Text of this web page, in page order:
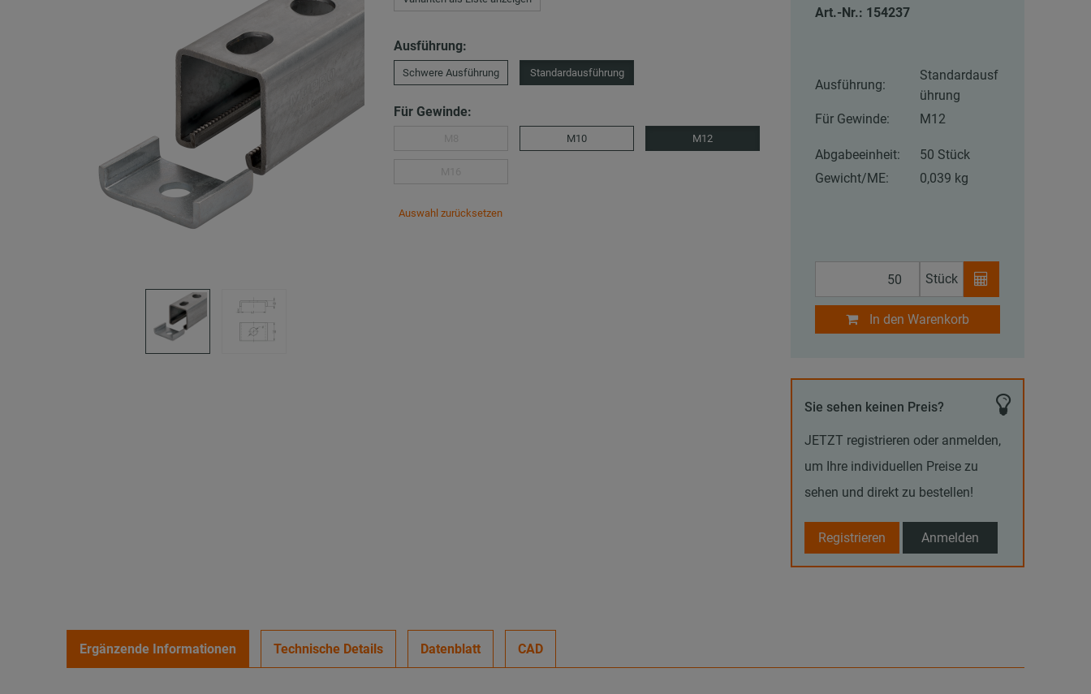
Ausführung:
Schwere Ausführung Standardausführung
Für Gewinde:
M10 M12
Auswahl zurücksetzen
Art.-Nr.: 154237
Ausführung:
Standardausf
ührung
Für Gewinde:
M12
Abgabeeinheit:
50 Stück
Gewicht/ME:
0,039 kg
Stück
In den Warenkorb
Sie sehen keinen Preis?
JETZT registrieren oder anmelden,
um Ihre individuellen Preise zu
sehen und direkt zu bestellen!
Registrieren Anmelden
Ergänzende Informationen Technische Details Datenblatt CAD